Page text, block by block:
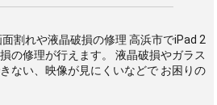
割れや液晶破損の修理 高浜市でiPad 2
の修理が行えます。 液晶破損やガラス
ない、映像が見にくいなどで お困りの